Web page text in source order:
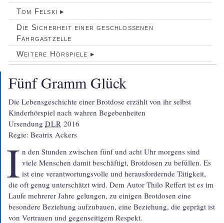
Tom Felski ▸
Die Sicherheit einer geschlossenen
Fahrgastzelle
Weitere Hörspiele ▸
Fünf Gramm Glück
Die Lebensgeschichte einer Brotdose erzählt von ihr selbst
Kinderhörspiel nach wahren Begebenheiten
Ursendung DLR 2016
Regie: Beatrix Ackers
I n den Stunden zwischen fünf und acht Uhr morgens sind
viele Menschen damit beschäf­tigt, Brotdosen zu befüllen. Es
ist eine verant­wortungs­volle und heraus­fordernde Tätigkeit,
die oft genug unter­schätzt wird. Dem Autor Thilo Reffert ist es im
Laufe mehrerer Jahre gelungen, zu einigen Brotdosen eine
besondere Beziehung auf­zu­bauen, eine Beziehung, die geprägt ist
von Vertrauen und gegen­seitigem Respekt.